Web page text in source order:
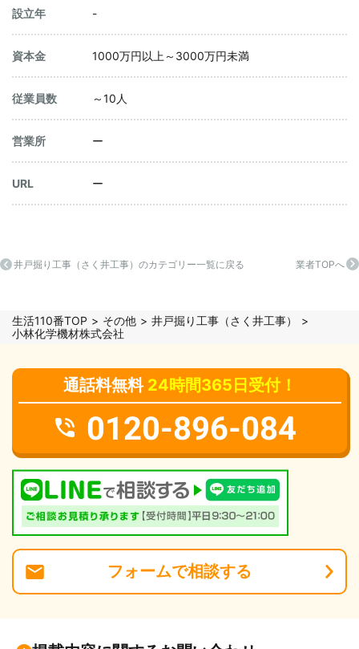
資本金 1000万円以上～3000万円未満
従業員数 ～10人
営業所 ー
URL ー
設立年 -
井戸掘り工事（さく井工事）のカテゴリー一覧に戻る 業者TOPへ
生活110番TOP その他
井戸掘り工事（さく井工事）
小林化学機材株式会社
通話料無料 24時間365日受付！
0120-896-084
フォームで相談する